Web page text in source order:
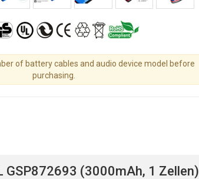
of battery cables and audio device model before
purchasing.
GSP872693 (3000mAh, 1 Zellen)